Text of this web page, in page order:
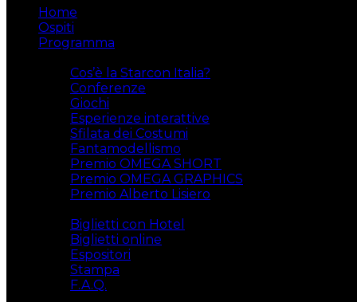
Home
Ospiti
Programma
Cos’è la Starcon Italia?
Conferenze
Giochi
Esperienze interattive
Sfilata dei Costumi
Fantamodellismo
Premio OMEGA SHORT
Premio OMEGA GRAPHICS
Premio Alberto Lisiero
Biglietti con Hotel
Biglietti online
Espositori
Stampa
F.A.Q.